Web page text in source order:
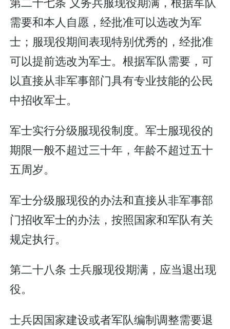
需要和本人自愿，经批准可以选改为军
士；服现役期间表现特别优秀的，经批准
可以提前选改为军士。根据军队需要，可
以直接从非军事部门具有专业技能的公民
中招收军士。
军士实行分级服现役制度。军士服现役的
期限一般不超过三十年，年龄不超过五十
五周岁。
军士分级服现役的办法和直接从非军事部
门招收军士的办法，按照国家和军队有关
规定执行。
第二十八条 士兵服现役期满，应当退出现
役。
士兵因国家建设或者军队编制调整需要退